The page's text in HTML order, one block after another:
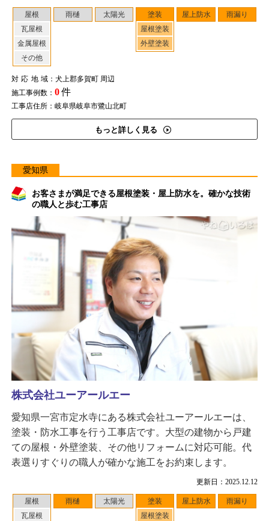
屋根
瓦屋根
金属屋根
その他
雨樋 太陽光
塗装
屋根塗装
外壁塗装
屋上防水 雨漏り
対応地域：犬上郡多賀町 周辺
施工事例数： 0件
工事店住所：岐阜県岐阜市鷺山北町
もっと詳しく見る
愛知県
お客さまが満足できる屋根塗装・屋上防水を。確かな技術
の職人と歩む工事店
更新日：2025.12.12
屋根
瓦屋根
雨樋 太陽光
塗装
屋根塗装
屋上防水 雨漏り
株式会社ユーアールエー
愛知県一宮市定水寺にある株式会社ユーアールエーは、
塗装・防水工事を行う工事店です。大型の建物から戸建
ての屋根・外壁塗装、その他リフォームに対応可能。代
表選りすぐりの職人が確かな施工をお約束します。